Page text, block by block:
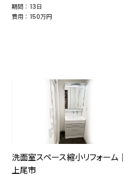
期間 ： 13日
費用 ： 150万円
洗面室スペース縮小リフォーム｜
上尾市